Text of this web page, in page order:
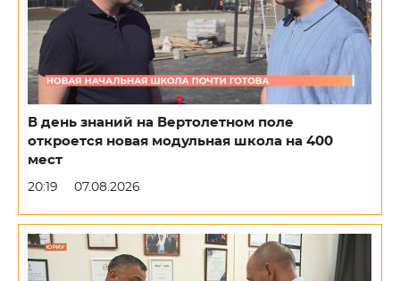
В день знаний на Вертолетном поле
откроется новая модульная школа на 400
мест
20:19 07.08.2026